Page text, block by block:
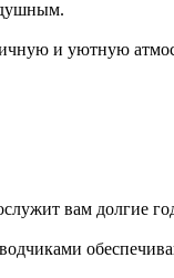
и уютную
вам долгие